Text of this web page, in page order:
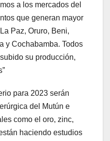
a los mercados del
que generan mayor
Paz, Oruro, Beni,
y Cochabamba. Todos
su producción,
para 2023 serán
del Mutún e
como el oro, zinc,
haciendo estudios